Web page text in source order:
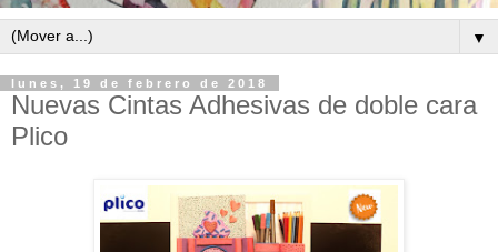
▼
lunes, 19 de febrero de 2018
Nuevas Cintas Adhesivas de doble cara
Plico